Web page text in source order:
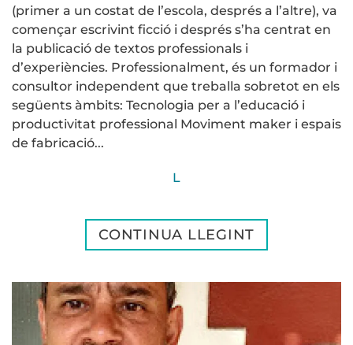
(primer a un costat de l’escola, després a l’altre), va
començar escrivint ficció i després s’ha centrat en
la publicació de textos professionals i
d’experiències. Professionalment, és un formador i
consultor independent que treballa sobretot en els
següents àmbits: Tecnologia per a l’educació i
productivitat professional Moviment maker i espais
de fabricació...
L
CONTINUA LLEGINT